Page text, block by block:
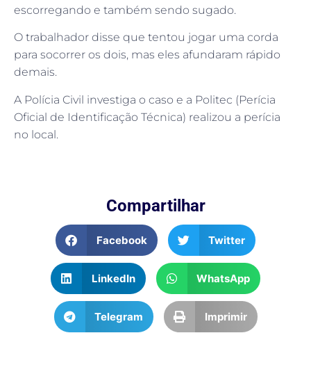
escorregando e também sendo sugado.
O trabalhador disse que tentou jogar uma corda
para socorrer os dois, mas eles afundaram rápido
demais.
A Polícia Civil investiga o caso e a Politec (Perícia
Oficial de Identificação Técnica) realizou a perícia
no local.
Compartilhar
Facebook Twitter
LinkedIn WhatsApp
Telegram Imprimir